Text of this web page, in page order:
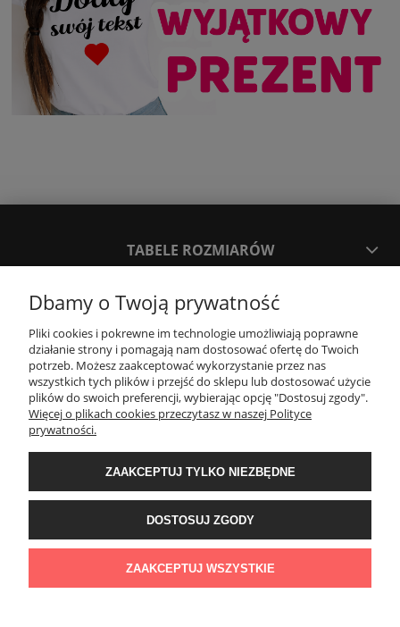
TABELE ROZMIARÓW
SPOSOBY PŁATNOŚCI ORAZ CZAS I KOSZTY DOSTAWY
KONTAKT
WYMIANA / ZWROTY / REKLAMACJE
REGULAMINY
Timeforf| ul. SOŁTYKA TADEUSZA 16C /SEGMENT NUMER 6 | 39-
bok@timeforf.pl
Dbamy o Twoją prywatność
Pliki cookies i pokrewne im technologie umożliwiają poprawne
działanie strony i pomagają nam dostosować ofertę do Twoich
potrzeb. Możesz zaakceptować wykorzystanie przez nas
wszystkich tych plików i przejść do sklepu lub dostosować użycie
plików do swoich preferencji, wybierając opcję "Dostosuj zgody".
Więcej o plikach cookies przeczytasz w naszej Polityce
prywatności.
ZAAKCEPTUJ TYLKO NIEZBĘDNE
DOSTOSUJ ZGODY
ZAAKCEPTUJ WSZYSTKIE